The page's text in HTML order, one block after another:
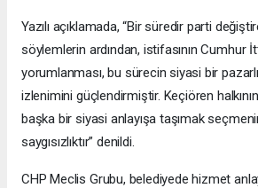
Yazılı açıklamada, “Bir süredir parti
söylemlerin ardından, istifasının Cumhur
yorumlanması, bu sürecin siyasi bir
izlenimini güçlendirmiştir. Keçiören
başka bir siyasi anlayışa taşımak
saygısızlıktır” denildi.
CHP Meclis Grubu, belediyede hizmet